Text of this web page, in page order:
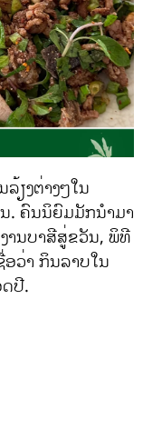
ຽງຕ່າງໆໃນ
. ຄົນນິຍົມມັກນໍາມາ
ານບາສີສູ່ຂວັນ, ພິທີ
ອວ່າ ກິນລາບໃນ
ປີ.